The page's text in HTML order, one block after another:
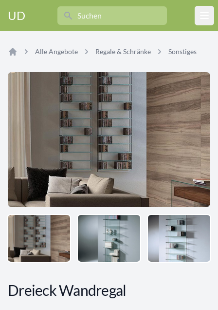
UD
Search
Alle Angebote Regale & Schränke Sonstiges
Dreieck Wandregal